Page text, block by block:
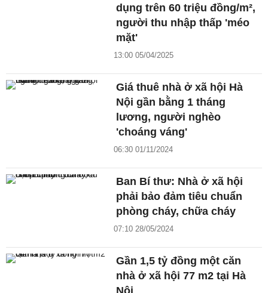
dụng trên 60 triệu đồng/m²,
người thu nhập thấp 'méo
mặt'
13:00 05/04/2025
Giá thuê nhà ở xã hội Hà
Nội gần bằng 1 tháng
lương, người nghèo
'choáng váng'
06:30 01/11/2024
Ban Bí thư: Nhà ở xã hội
phải bảo đảm tiêu chuẩn
phòng cháy, chữa cháy
07:10 28/05/2024
Gần 1,5 tỷ đồng một căn
nhà ở xã hội 77 m2 tại Hà